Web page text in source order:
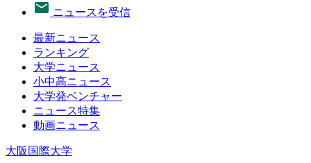
ニュースを受信
最新ニュース
ランキング
大学ニュース
小中高ニュース
大学発ベンチャー
ニュース特集
動画ニュース
大阪国際大学